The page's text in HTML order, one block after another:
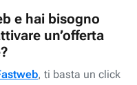
e hai bisogno
un’offerta
, ti basta un click